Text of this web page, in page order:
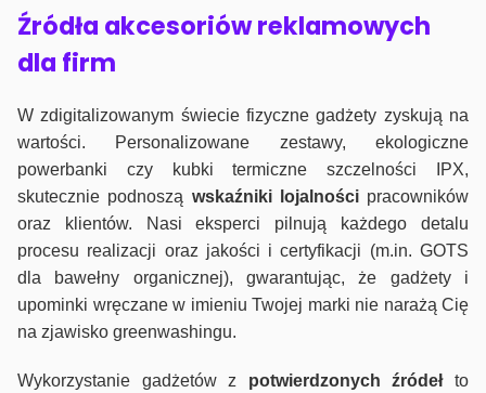
Źródła akcesoriów reklamowych
dla firm
W zdigitalizowanym świecie fizyczne gadżety zyskują na
wartości. Personalizowane zestawy, ekologiczne
powerbanki czy kubki termiczne szczelności IPX,
skutecznie podnoszą wskaźniki lojalnościpracowników
oraz klientów. Nasi eksperci pilnują każdego detalu
procesu realizacji oraz jakości i certyfikacji (m.in. GOTS
dla bawełny organicznej), gwarantując, że gadżety i
upominki wręczane w imieniu Twojej marki nie narażą Cię
na zjawisko greenwashingu.
Wykorzystanie gadżetów z potwierdzonych źródełto